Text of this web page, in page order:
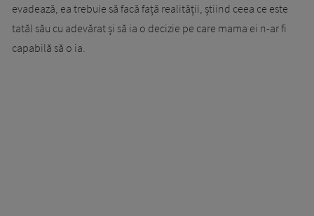
evadează, ea trebuie să facă față realității, știind ceea ce este
tatăl său cu adevărat și să ia o decizie pe care mama ei n-ar fi
capabilă să o ia.